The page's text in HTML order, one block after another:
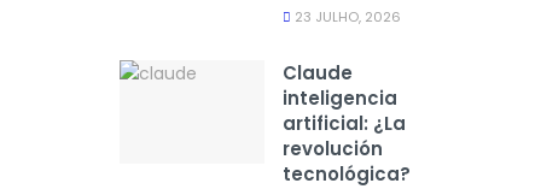
23 JULHO, 2026
Claude
inteligencia
artificial: ¿La
revolución
tecnológica?